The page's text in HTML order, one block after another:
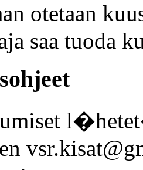
otetaan
saa tuoda